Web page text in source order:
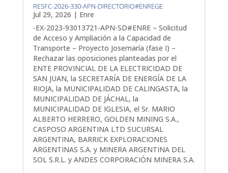
RESFC-2026-330-APN-DIRECTORIO#ENREGE
Jul 29, 2026 | Enre
-EX-2023-93013721-APN-SD#ENRE – Solicitud
de Acceso y Ampliación a la Capacidad de
Transporte – Proyecto Josemaría (fase I) –
Rechazar las oposiciones planteadas por el
ENTE PROVINCIAL DE LA ELECTRICIDAD DE
SAN JUAN, la SECRETARÍA DE ENERGÍA DE LA
RIOJA, la MUNICIPALIDAD DE CALINGASTA, la
MUNICIPALIDAD DE JÁCHAL, la
MUNICIPALIDAD DE IGLESIA, el Sr. MARIO
ALBERTO HERRERO, GOLDEN MINING S.A.,
CASPOSO ARGENTINA LTD SUCURSAL
ARGENTINA, BARRICK EXPLORACIONES
ARGENTINAS S.A. y MINERA ARGENTINA DEL
SOL S.R.L. y ANDES CORPORACIÓN MINERA S.A.